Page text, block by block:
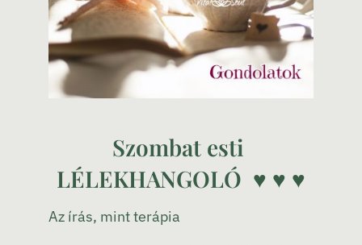
Szombat esti
LÉLEKHANGOLÓ ♥ ♥ ♥
Az írás, mint terápia